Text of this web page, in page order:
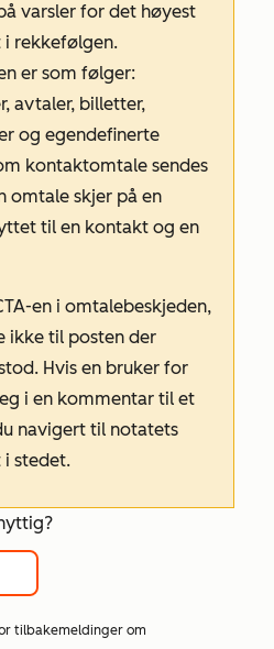
varsler for det høyest
rekkefølgen.
er som følger:
avtaler, billetter,
og egendefinerte
kontaktomtale sendes
omtale skjer på en
til en kontakt og en
en i omtalebeskjeden,
ikke til posten der
Hvis en bruker for
i en kommentar til et
navigert til notatets
stedet.
tilbakemeldinger om